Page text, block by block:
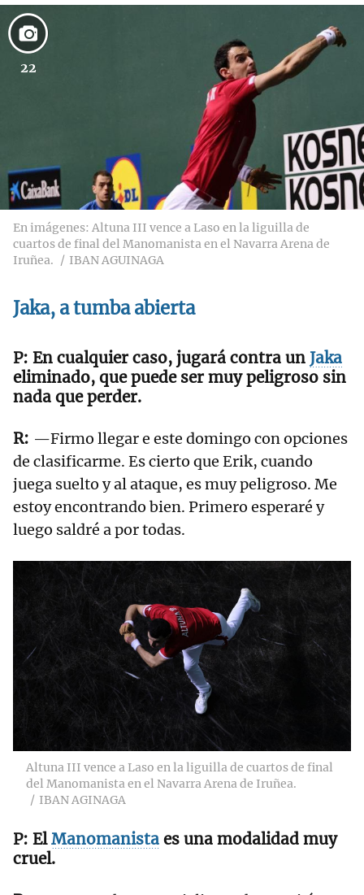
22
En imágenes: Altuna III vence a Laso en la liguilla de
cuartos de final del Manomanista en el Navarra Arena de
Iruñea.
IBAN AGUINAGA
Jaka, a tumba abierta
En cualquier caso, jugará contra un Jaka
eliminado, que puede ser muy peligroso sin
nada que perder.
—Firmo llegar e este domingo con opciones
de clasificarme. Es cierto que Erik, cuando
juega suelto y al ataque, es muy peligroso. Me
estoy encontrando bien. Primero esperaré y
luego saldré a por todas.
Altuna III vence a Laso en la liguilla de cuartos de final
del Manomanista en el Navarra Arena de Iruñea.
IBAN AGINAGA
ElManomanista es una modalidad muy
cruel.